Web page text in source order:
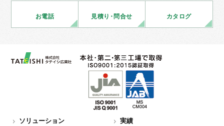
お電話 見積り・ 問合せ カタログ
ソリューション 実績